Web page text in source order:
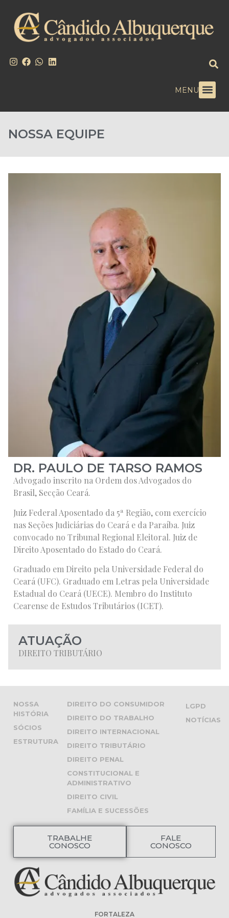
MENU
NOSSA EQUIPE
DR. PAULO DE TARSO RAMOS
Advogado inscrito na Ordem dos Advogados do
Brasil, Secção Ceará.
Juiz Federal Aposentado da 5ª Região, com exercício
nas Seções Judiciárias do Ceará e da Paraíba. Juiz
convocado no Tribunal Regional Eleitoral. Juiz de
Direito Aposentado do Estado do Ceará.
Graduado em Direito pela Universidade Federal do
Ceará (UFC). Graduado em Letras pela Universidade
Estadual do Ceará (UECE). Membro do Instituto
Cearense de Estudos Tributários (ICET).
ATUAÇÃO
DIREITO TRIBUTÁRIO
NOSSA
HISTÓRIA
SÓCIOS
ESTRUTURA
DIREITO DO CONSUMIDOR
DIREITO DO TRABALHO
DIREITO INTERNACIONAL
DIREITO TRIBUTÁRIO
DIREITO PENAL
CONSTITUCIONAL E
ADMINISTRATIVO
DIREITO CIVIL
FAMÍLIA E SUCESSÕES
LGPD
NOTÍCIAS
TRABALHE
CONOSCO
FALE
CONOSCO
FORTALEZA